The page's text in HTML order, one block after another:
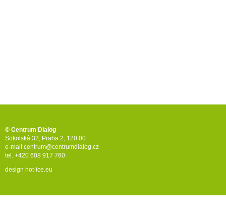
© Centrum Dialog
Sokolská 32, Praha 2, 120 00
e-mail centrum@centrumdialog.cz
tel. +420 608 917 760
design hot-ice.eu